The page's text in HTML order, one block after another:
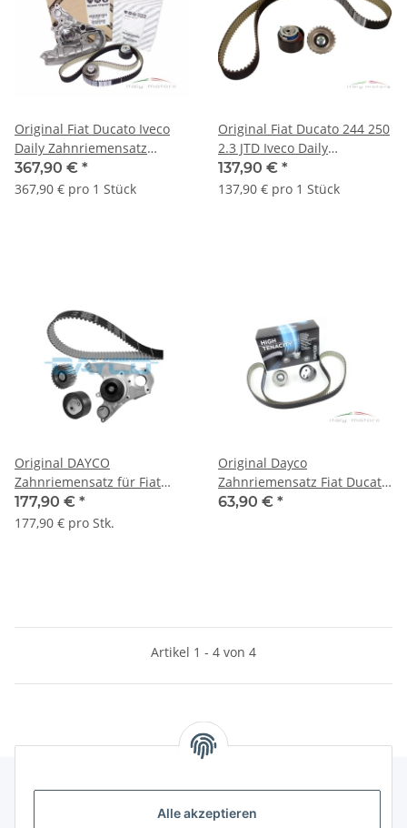
Alle akzeptieren
Original Fiat Ducato Iveco
Daily Zahnriemensatz
Zahnriemen Wasserpumpe
71771581
367,90 € *
367,90 € pro 1 Stück
Original Fiat Ducato 244 250
2.3 JTD Iveco Daily
Zahnriemensatz 71736716
137,90 € *
137,90 € pro 1 Stück
Original DAYCO
Zahnriemensatz für Fiat
Ducato Iveco 2.3 JTD
500055844 71771581
177,90 € *
177,90 € pro Stk.
Original Dayco
Zahnriemensatz Fiat Ducato
Iveco Daily 71736716
63,90 € *
Artikel 1 - 4 von 4